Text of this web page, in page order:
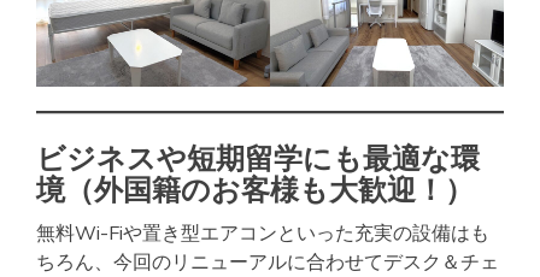
ビジネスや短期留学にも最適な環
境（外国籍のお客様も大歓迎！）
無料Wi-Fiや置き型エアコンといった充実の設備はも
ちろん、今回のリニューアルに合わせてデスク＆チェ